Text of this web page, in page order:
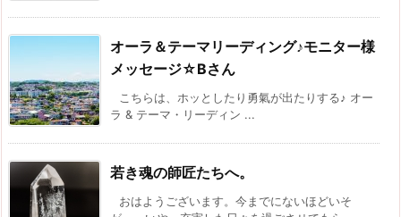
オーラ＆テーマリーディング♪モニター様
メッセージ☆Bさん
こちらは、ホッとしたり勇氣が出たりする♪ オー
ラ & テーマ・リーディン ...
若き魂の師匠たちへ。
おはようございます。今までにないほどいそ